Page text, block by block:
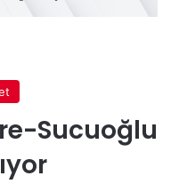
Sucuoğlu